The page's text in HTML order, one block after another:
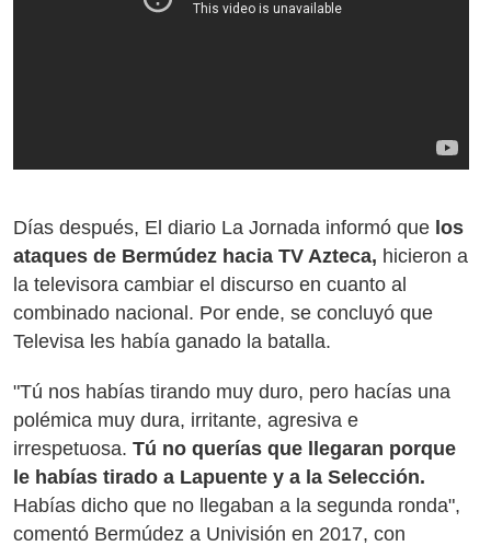
Días después, El diario La Jornada informó que los
ataques de Bermúdez hacia TV Azteca, hicieron a
la televisora cambiar el discurso en cuanto al
combinado nacional. Por ende, se concluyó que
Televisa les había ganado la batalla.
"Tú nos habías tirando muy duro, pero hacías una
polémica muy dura, irritante, agresiva e
irrespetuosa. Tú no querías que llegaran porque
le habías tirado a Lapuente y a la Selección.
Habías dicho que no llegaban a la segunda ronda",
comentó Bermúdez a Univisión en 2017, con